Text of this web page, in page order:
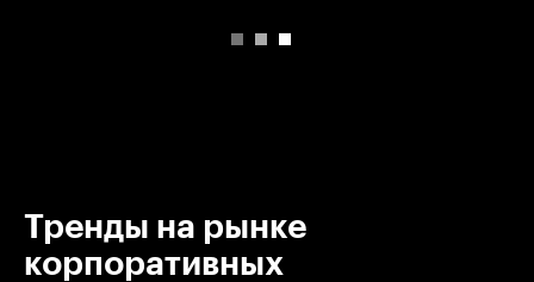
Тренды на рынке
корпоративных